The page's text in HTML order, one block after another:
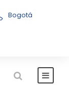
Bogotá